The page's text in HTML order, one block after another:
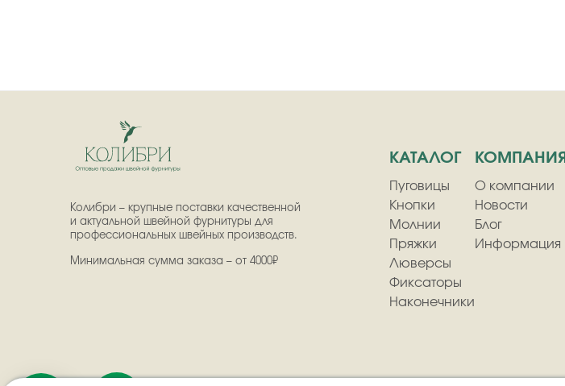
Колибри – крупные поставки качественной
и актуальной швейной фурнитуры для
профессиональных швейных производств.
Минимальная сумма заказа – от 4000₽
КАТАЛОГ
Пуговицы
Кнопки
Молнии
Пряжки
Люверсы
Фиксаторы
Наконечники
КОМПАНИЯ
О компании
Новости
Блог
Информация